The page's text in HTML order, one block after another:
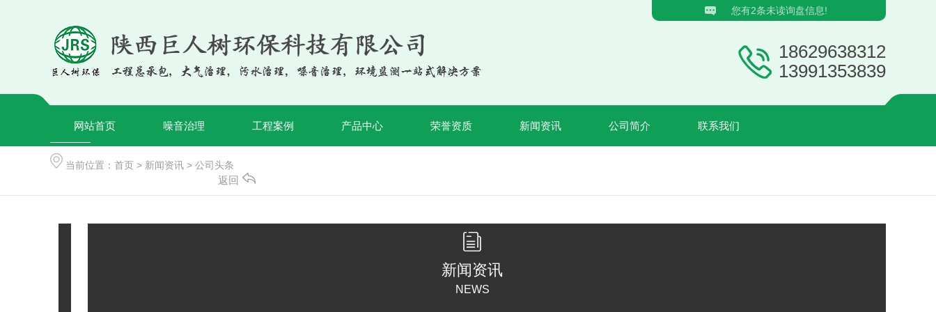
您有2条未读询盘信息!
18629638312
13991353839
网站首页 噪音治理 工程案例 产品中心 荣誉资质 新闻资讯 公司简介 联系我们
当前位置： 首页 > 新闻资讯 > 公司头条
返回
新闻资讯
NEWS